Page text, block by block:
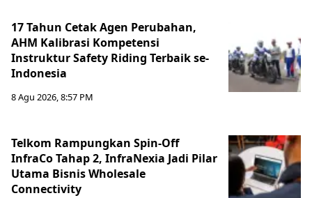
17 Tahun Cetak Agen Perubahan,
AHM Kalibrasi Kompetensi
Instruktur Safety Riding Terbaik se-
Indonesia
8 Agu 2026, 8:57 PM
Telkom Rampungkan Spin-Off
InfraCo Tahap 2, InfraNexia Jadi Pilar
Utama Bisnis Wholesale
Connectivity